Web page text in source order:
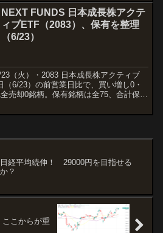
NEXT FUNDS 日本成長株アクテ
ィブETF（2083）、保有を整理
（6/23）
（火）・2083 日本成長株アクティブ
6/23）の前営業日比で、買い増し0・
売却0銘柄。保有銘柄は全75、合計保有
日経平均続伸！ 29000円を目指せる
か？
ここからが重